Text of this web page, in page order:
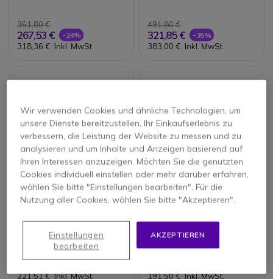
351,80 €
267,53 € -24%
318,36 € Inkl. MwSt.
491,80 €
321,85 € -35%
383,00 € Inkl. MwSt.
PACK
2er Set Midland G15
4.0 von 2
Rezensionen
221,51 € Inkl. MwSt.
PACK
2er Pack Midland G11
5.0 von 1
Rezensionen
191,50 € Inkl. MwSt.
Wir verwenden Cookies und ähnliche Technologien, um
unsere Dienste bereitzustellen, Ihr Einkaufserlebnis zu
verbessern, die Leistung der Website zu messen und zu
analysieren und um Inhalte und Anzeigen basierend auf
Ihren Interessen anzuzeigen. Möchten Sie die genutzten
Cookies individuell einstellen oder mehr darüber erfahren,
wählen Sie bitte "Einstellungen bearbeiten". Für die
Nutzung aller Cookies, wählen Sie bitte "Akzeptieren".
AKZEPTIEREN
Einstellungen
bearbeiten